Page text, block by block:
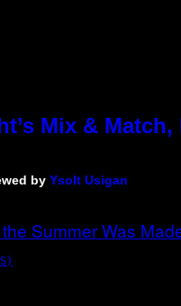
Mix &
by Ysolt Usigan